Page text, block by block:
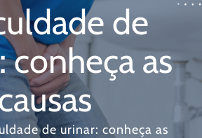
de
conheça as
de urinar: conheça as